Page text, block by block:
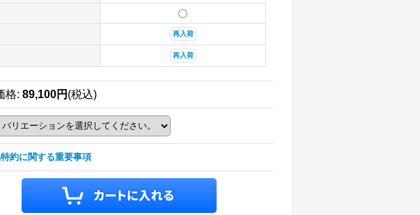
再入荷
再入荷
格: 89,100円 (税込)
約に関する重要事項